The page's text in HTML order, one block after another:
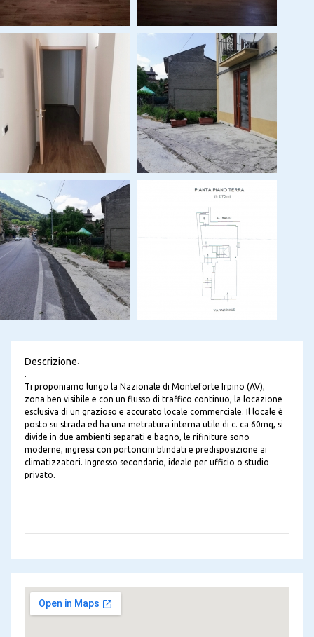
Descrizione.
.
Ti proponiamo lungo la Nazionale di Monteforte Irpino (AV),
zona ben visibile e con un flusso di traffico continuo, la locazione
esclusiva di un grazioso e accurato locale commerciale. Il locale è
posto su strada ed ha una metratura interna utile di c. ca 60mq, si
divide in due ambienti separati e bagno, le rifiniture sono
moderne, ingressi con portoncini blindati e predisposizione ai
climatizzatori. Ingresso secondario, ideale per ufficio o studio
privato.